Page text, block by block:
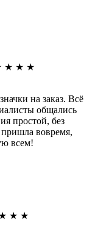
★ ★ ★
на заказ. Всё
общались
простой, без
вовремя,
всем!
★ ★